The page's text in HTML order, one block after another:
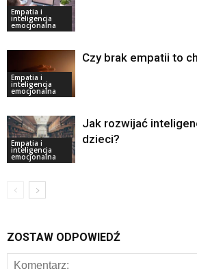
Empatia i
inteligencja
emocjonalna
Empatia i
inteligencja
emocjonalna
Czy brak empatii to
Empatia i
inteligencja
emocjonalna
Jak rozwijać
dzieci?
ZOSTAW ODPOWIEDŹ